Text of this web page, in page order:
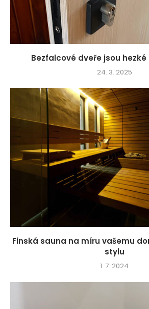
Bezfalcové dveře jsou
24. 3. 2025
Finská sauna na míru vašemu
stylu
1. 7. 2024